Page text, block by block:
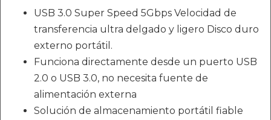
USB 3.0 Super Speed 5Gbps Velocidad de
transferencia ultra delgado y ligero Disco duro
externo portátil.
Funciona directamente desde un puerto USB
2.0 o USB 3.0, no necesita fuente de
alimentación externa
Solución de almacenamiento portátil fiable